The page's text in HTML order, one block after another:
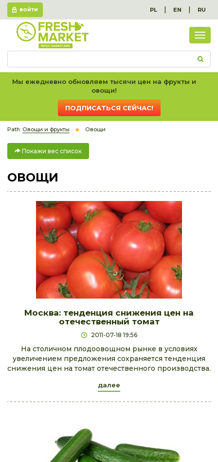
ВОЙТИ PL | EN | RU
вес
Мы ежедневно обновляем тысячи цен на фрукты и
овощи!
ПОДПИСАТЬСЯ СЕЙЧАС!
Path: Овощи и фрукты Овощи
Покажи вес список
ОВОЩИ
Москва: тенденция снижения цен на
отечественный томат
2011-07-18 19:56
На столичном плодоовощном рынке в условиях
увеличением предложения сохраняется тенденция
снижения цен на томат отечественного производства.
далее